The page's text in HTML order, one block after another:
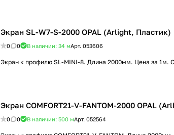
Экран SL-W7-S-2000 OPAL (Arlight, Пластик)
0 0 В наличии: 34 мАрт. 053606
Экран к профилю SL-MINI-8. Длина 2000мм. Цена за 1м.
Экран COMFORT21-V-FANTOM-2000 OPAL
0 0 В наличии: 500 мАрт. 052564